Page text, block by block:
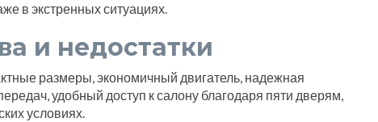
в экстренных ситуациях.
и недостатки
размеры, экономичный двигатель, надежная
удобный доступ к салону благодаря пяти дверям,
условиях.